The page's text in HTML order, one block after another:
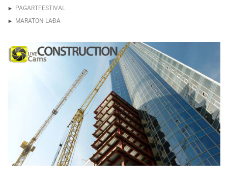
PAGARTFESTIVAL
MARATON LAĐA